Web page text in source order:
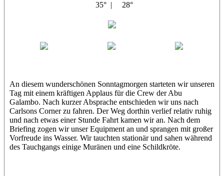
35° | 28°
An diesem wunderschönen Sonntagmorgen starteten wir unseren
Tag mit einem kräftigen Applaus für die Crew der Abu
Galambo. Nach kurzer Absprache entschieden wir uns nach
Carlsons Corner zu fahren. Der Weg dorthin verlief relativ ruhig
und nach etwas einer Stunde Fahrt kamen wir an. Nach dem
Briefing zogen wir unser Equipment an und sprangen mit großer
Vorfreude ins Wasser. Wir tauchten stationär und sahen während
des Tauchgangs einige Muränen und eine Schildkröte.